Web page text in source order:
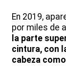
En 2019,
por miles de
la parte
cintura, con
cabeza